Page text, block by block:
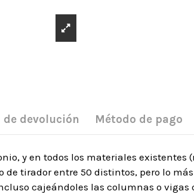
devolución Método de pago
y en todos los materiales existentes
tirador entre 50 distintos, pero lo
cajeándoles las columnas o vigas